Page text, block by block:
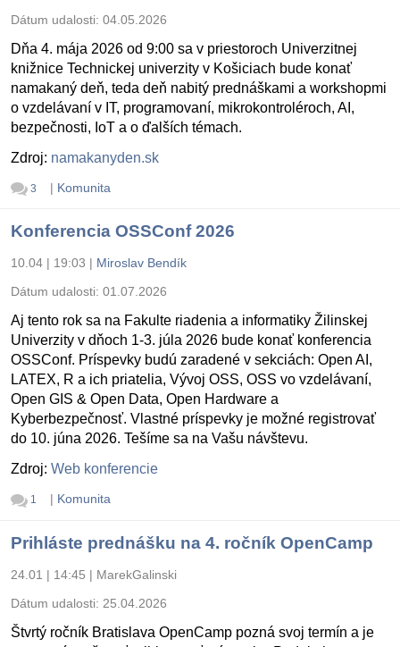
Dátum udalosti: 04.05.2026
Dňa 4. mája 2026 od 9:00 sa v priestoroch Univerzitnej
knižnice Technickej univerzity v Košiciach bude konať
namakaný deň, teda deň nabitý prednáškami a workshopmi
o vzdelávaní v IT, programovaní, mikrokontroléroch, AI,
bezpečnosti, IoT a o ďalších témach.
Zdroj: namakanyden.sk
3 | Komunita
Konferencia OSSConf 2026
10.04 | 19:03 | Miroslav Bendík
Dátum udalosti: 01.07.2026
Aj tento rok sa na Fakulte riadenia a informatiky Žilinskej
Univerzity v dňoch 1-3. júla 2026 bude konať konferencia
OSSConf. Príspevky budú zaradené v sekciách: Open AI,
LATEX, R a ich priatelia, Vývoj OSS, OSS vo vzdelávaní,
Open GIS & Open Data, Open Hardware a
Kyberbezpečnosť. Vlastné príspevky je možné registrovať
do 10. júna 2026. Tešíme sa na Vašu návštevu.
Zdroj: Web konferencie
1 | Komunita
Prihláste prednášku na 4. ročník OpenCamp
24.01 | 14:45 | MarekGalinski
Dátum udalosti: 25.04.2026
Štvrtý ročník Bratislava OpenCamp pozná svoj termín a je